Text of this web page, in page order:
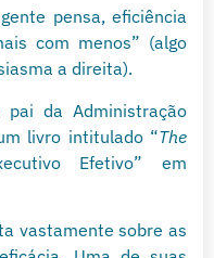
pensa, eficiência
com menos” (algo
a direita).
pai da Administração
livro intitulado “The
Efetivo” em
vastamente sobre as